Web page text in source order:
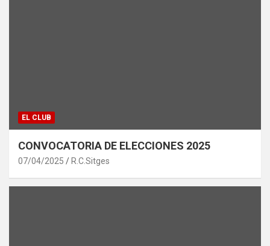
EL CLUB
CONVOCATORIA DE ELECCIONES 2025
07/04/2025 R.C.Sitges